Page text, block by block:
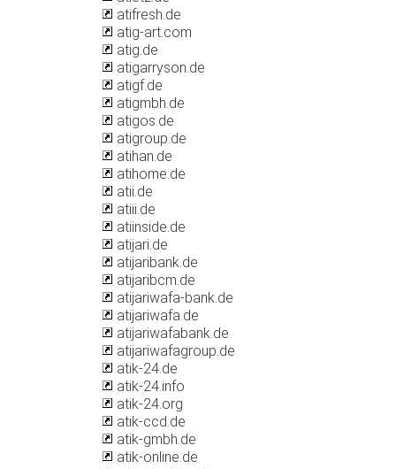
atifresh.de
atig-art.com
atig.de
atigarryson.de
atigf.de
atigmbh.de
atigos.de
atigroup.de
atihan.de
atihome.de
atii.de
atiii.de
atiinside.de
atijari.de
atijaribank.de
atijaribcm.de
atijariwafa-bank.de
atijariwafa.de
atijariwafabank.de
atijariwafagroup.de
atik-24.de
atik-24.info
atik-24.org
atik-ccd.de
atik-gmbh.de
atik-online.de